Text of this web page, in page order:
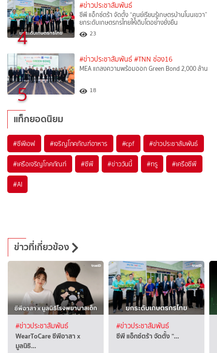
4
#ข่าวประชาสัมพันธ์
ซีพี แอ็กซ์ตร้า จัดตั้ง “ศูนย์เรียนรู้เกษตรบ้านโนนเขวา”
ยกระดับเกษตรกรไทยให้เติบโตอย่างยั่งยืน
23
5
#ข่าวประชาสัมพันธ์ #TNN ช่อง16
MEA แถลงความพร้อมออก Green Bond 2,000 ล้าน
18
แท็กยอดนิยม
#ซีพีเอฟ #เจริญโภคภัณฑ์อาหาร #cpf #ข่าวประชาสัมพันธ์
#เครือเจริญโภคภัณฑ์ #ซีพี #ข่าววันนี้ #ทรู #เครือซีพี
#AI
ข่าวที่เกี่ยวข้อง
#ข่าวประชาสัมพันธ์
WearToCare ซีพีอาสา x
มูลนิธิ…
#ข่าวประชาสัมพันธ์
ซีพี แอ็กซ์ตร้า จัดตั้ง “…